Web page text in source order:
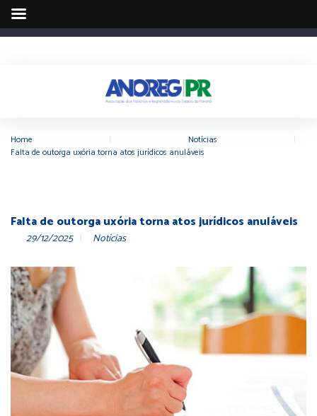
Home Notícias
Falta de outorga uxória torna atos jurídicos anuláveis
Falta de outorga uxória torna atos jurídicos anuláveis
29/12/2025 Notícias